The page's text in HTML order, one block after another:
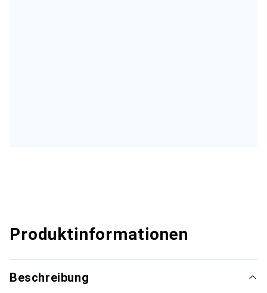
Produktinformationen
Beschreibung